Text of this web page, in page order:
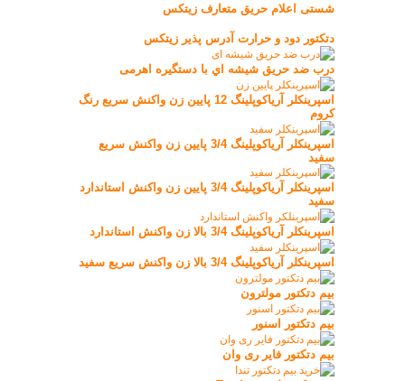
شستی اعلام حریق متعارف زیتکس
دتکتور دود و حرارت آدرس پذیر زیتکس
درب ضد حريق شيشه اي با دستگيره اهرمی
اسپرینکلر آریاکوپلینگ 12 پایین زن واکنش سریع رنگ
کروم
اسپرینکلر آریاکوپلینگ 3/4 پایین زن واکنش سریع
سفید
اسپرینکلر آریاکوپلینگ 3/4 پایین زن واکنش استاندارد
سفید
اسپرینکلر آریاکوپلینگ 3/4 بالا زن واکنش استاندارد
اسپرینکلر آریاکوپلینگ 3/4 بالا زن واکنش سریع سفید
بیم دتکتور مولترون
بیم دتکتور اسنور
بیم دتکتور فایر ری وان